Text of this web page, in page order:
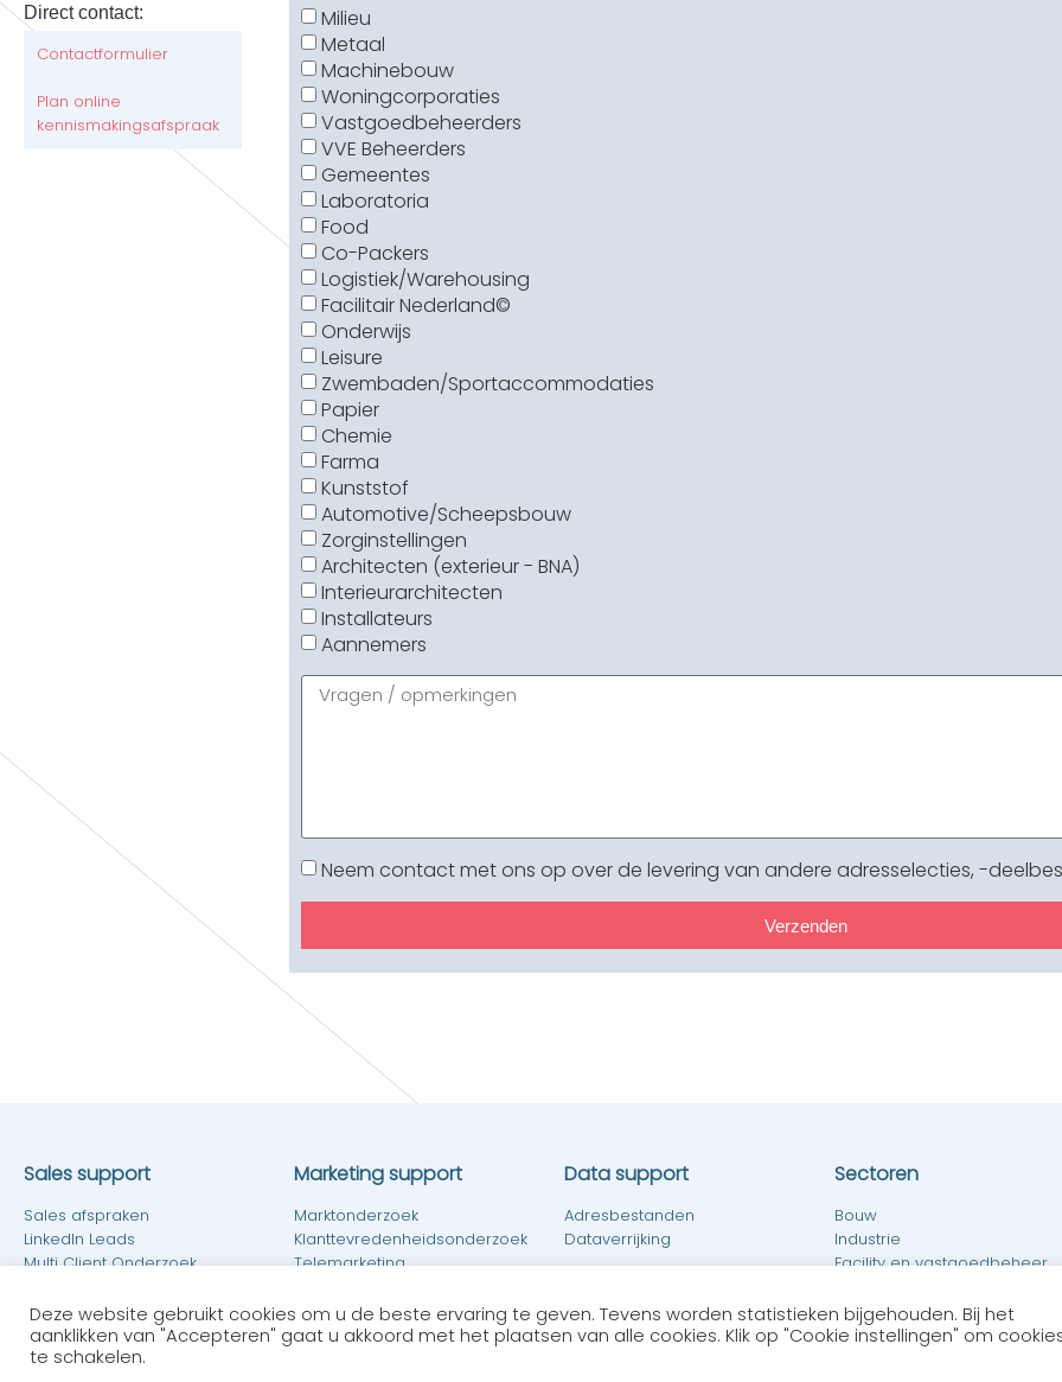
Direct contact:
Contactformulier
Plan online
kennismakingsafspraak
Milieu
Metaal
Machinebouw
Woningcorporaties
Vastgoedbeheerders
VVE Beheerders
Gemeentes
Laboratoria
Food
Co-Packers
Logistiek/Warehousing
Facilitair Nederland©
Onderwijs
Leisure
Zwembaden/Sportaccommodaties
Papier
Chemie
Farma
Kunststof
Automotive/Scheepsbouw
Zorginstellingen
Architecten (exterieur - BNA)
Interieurarchitecten
Installateurs
Aannemers
Neem contact met ons op over de levering van andere adresselecties, -
Verzenden
Sales support
Sales afspraken
LinkedIn Leads
Multi Client Onderzoek
Marketing support
Marktonderzoek
Klanttevredenheidsonderzoek
Telemarketing
Data support
Adresbestanden
Dataverrijking
Sectoren
Bouw
Industrie
Facility en vastgoedbeheer
Deze website gebruikt cookies om u de beste ervaring te geven. Tevens worden statistieken bijgehouden. Bij het
aanklikken van "Accepteren" gaat u akkoord met het plaatsen van alle cookies. Klik op "Cookie instellingen" om
te schakelen.